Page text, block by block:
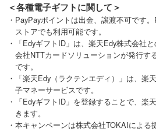
＜各種電子ギフトに関して＞
・PayPayポイントは出金、譲渡不可です
ストアでも利用可能です。
・「EdyギフトID」は、楽天Edy株式会社
会社NTTカードソリューションが発行す
です。
・「楽天Edy（ラクテンエディ）」は、楽
子マネーサービスです。
・「EdyギフトID」を登録することで、楽
きます。
・本キャンペーンは株式会社TOKAIによ